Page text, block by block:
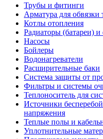
Трубы и фитинги
Арматура для обвязки
Котлы отопления
Радиаторы (батареи)
Насосы
Бойлеры
Водонагреватели
Расширительные баки
Система защиты от
Фильтры и системы
Теплоноситель для
Источники
напряжения
Теплые полы и
Уплотнительные